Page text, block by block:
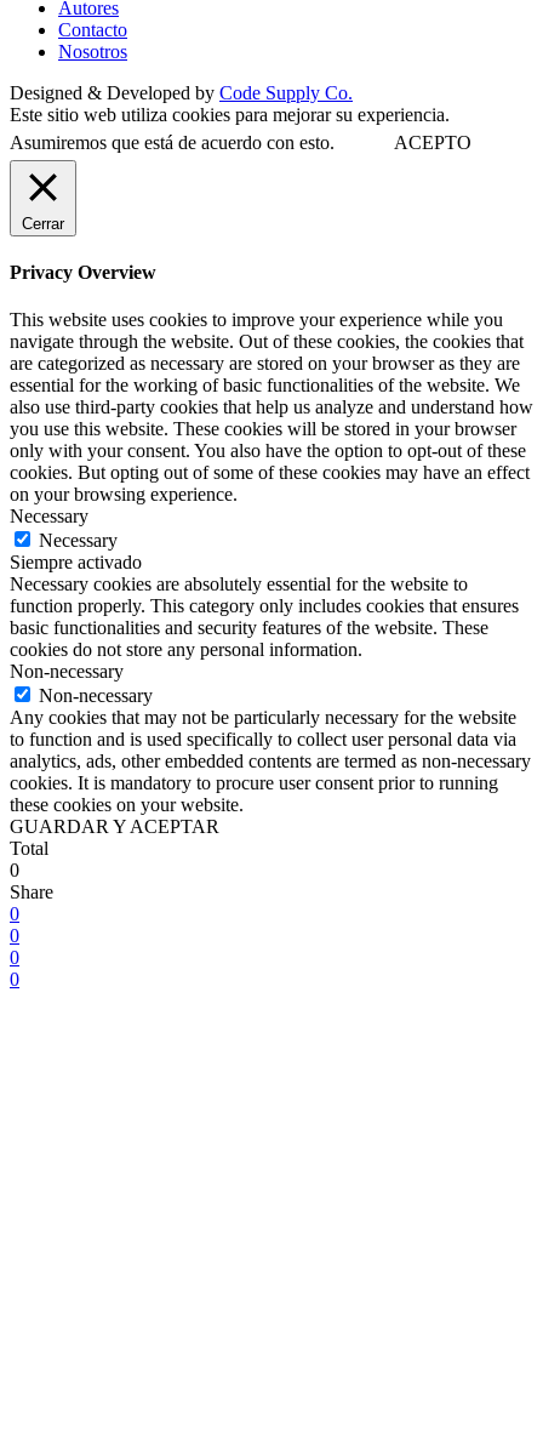
Autores
Contacto
Nosotros
Designed & Developed by Code Supply Co.
Este sitio web utiliza cookies para mejorar su experiencia.
Asumiremos que está de acuerdo con esto.
ACEPTO
Cerrar
Privacy Overview
This website uses cookies to improve your experience while you
navigate through the website. Out of these cookies, the cookies that
are categorized as necessary are stored on your browser as they are
essential for the working of basic functionalities of the website. We
also use third-party cookies that help us analyze and understand how
you use this website. These cookies will be stored in your browser
only with your consent. You also have the option to opt-out of these
cookies. But opting out of some of these cookies may have an effect
on your browsing experience.
Necessary
Necessary
Siempre activado
Necessary cookies are absolutely essential for the website to
function properly. This category only includes cookies that ensures
basic functionalities and security features of the website. These
cookies do not store any personal information.
Non-necessary
Non-necessary
Any cookies that may not be particularly necessary for the website
to function and is used specifically to collect user personal data via
analytics, ads, other embedded contents are termed as non-necessary
cookies. It is mandatory to procure user consent prior to running
these cookies on your website.
GUARDAR Y ACEPTAR
Total
0
Share
0
0
0
0